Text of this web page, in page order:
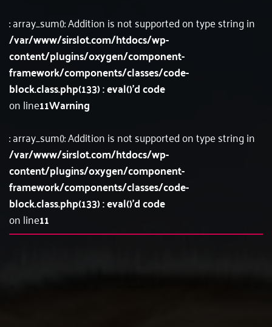
: array_sum(): Addition is not supported on type string in
/var/www/sirslot.com/htdocs/wp-
content/plugins/oxygen/component-
framework/components/classes/code-
block.class.php(133) : eval()'d code
on line11Warning
: array_sum(): Addition is not supported on type string in
/var/www/sirslot.com/htdocs/wp-
content/plugins/oxygen/component-
framework/components/classes/code-
block.class.php(133) : eval()'d code
on line11